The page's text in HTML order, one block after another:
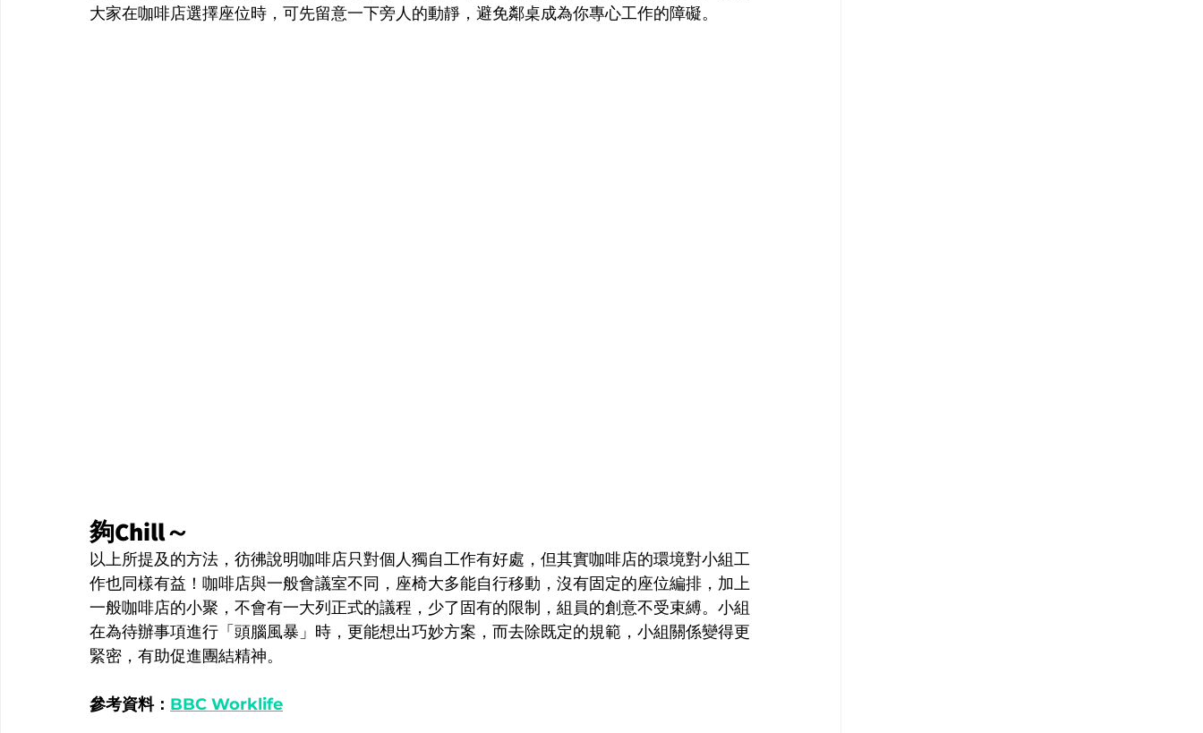
大家在咖啡店選擇座位時，可先留意一下旁人的動靜，避免鄰桌成為你專心工作的障礙。
夠Chill～
以上所提及的方法，彷彿說明咖啡店只對個人獨自工作有好處，但其實咖啡店的環境對小組工
作也同樣有益！咖啡店與一般會議室不同，座椅大多能自行移動，沒有固定的座位編排，加上
一般咖啡店的小聚，不會有一大列正式的議程，少了固有的限制，組員的創意不受束縛。小組
在為待辦事項進行「頭腦風暴」時，更能想出巧妙方案，而去除既定的規範，小組關係變得更
緊密，有助促進團結精神。
參考資料： BBC Worklife